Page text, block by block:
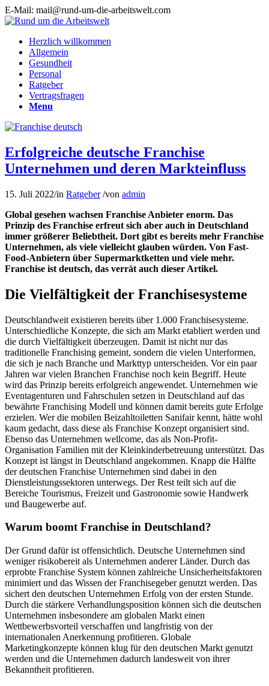
E-Mail: mail@rund-um-die-arbeitswelt.com
Herzlich willkommen
Allgemein
Gesundheit
Personal
Ratgeber
Vertragsfragen
Menu
Erfolgreiche deutsche Franchise
Unternehmen und deren Markteinfluss
15. Juli 2022/in Ratgeber /von admin
Global gesehen wachsen Franchise Anbieter enorm. Das
Prinzip des Franchise erfreut sich aber auch in Deutschland
immer größerer Beliebtheit. Dort gibt es bereits mehr Franchise
Unternehmen, als viele vielleicht glauben würden. Von Fast-
Food-Anbietern über Supermarktketten und viele mehr.
Franchise ist deutsch, das verrät auch dieser Artikel.
Die Vielfältigkeit der Franchisesysteme
Deutschlandweit existieren bereits über 1.000 Franchisesysteme.
Unterschiedliche Konzepte, die sich am Markt etabliert werden und
die durch Vielfältigkeit überzeugen. Damit ist nicht nur das
traditionelle Franchising gemeint, sondern die vielen Unterformen,
die sich je nach Branche und Markttyp unterscheiden. Vor ein paar
Jahren war vielen Branchen Franchise noch kein Begriff. Heute
wird das Prinzip bereits erfolgreich angewendet. Unternehmen wie
Eventagenturen und Fahrschulen setzen in Deutschland auf das
bewährte Franchising Modell und können damit bereits gute Erfolge
erzielen. Wer die mobilen Beizahltoiletten Sanifair kennt, hätte wohl
kaum gedacht, dass diese als Franchise Konzept organisiert sind.
Ebenso das Unternehmen wellcome, das als Non-Profit-
Organisation Familien mit der Kleinkinderbetreuung unterstützt. Das
Konzept ist längst in Deutschland angekommen. Knapp die Hälfte
der deutschen Franchise Unternehmen sind dabei in den
Dienstleistungssektoren unterwegs. Der Rest teilt sich auf die
Bereiche Tourismus, Freizeit und Gastronomie sowie Handwerk
und Baugewerbe auf.
Warum boomt Franchise in Deutschland?
Der Grund dafür ist offensichtlich. Deutsche Unternehmen sind
weniger risikobereit als Unternehmen anderer Länder. Durch das
erprobte Franchise System können zahlreiche Unsicherheitsfaktoren
minimiert und das Wissen der Franchisegeber genutzt werden. Das
sichert den deutschen Unternehmen Erfolg von der ersten Stunde.
Durch die stärkere Verhandlungsposition können sich die deutschen
Unternehmen insbesondere am globalen Markt einen
Wettbewerbsvorteil verschaffen und langfristig von der
internationalen Anerkennung profitieren. Globale
Marketingkonzepte können klug für den deutschen Markt genutzt
werden und die Unternehmen dadurch landesweit von ihrer
Bekanntheit profitieren.